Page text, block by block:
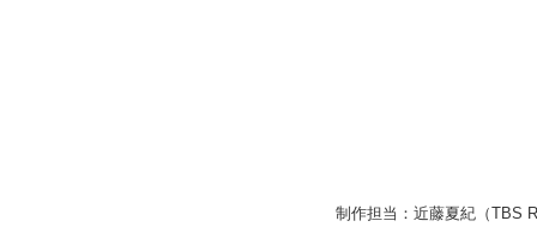
制作担当：近藤夏紀（TBS